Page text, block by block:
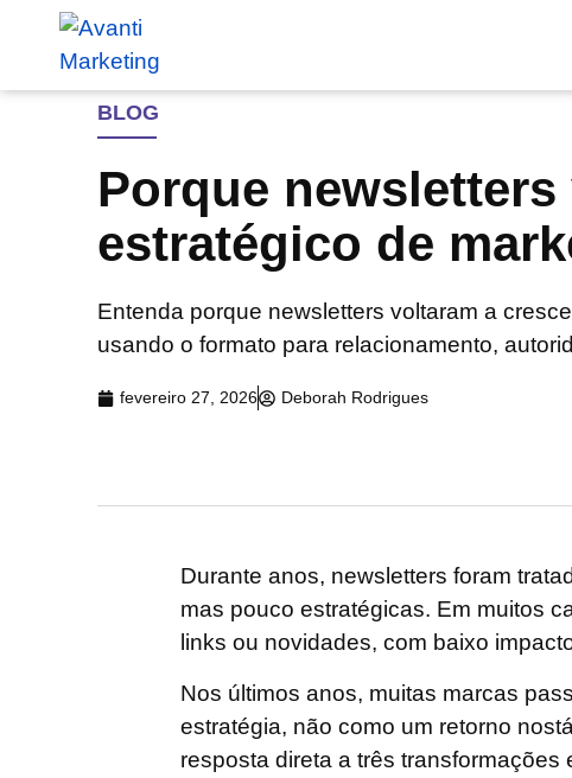
BLOG
Porque
estratégico de
Entenda porque newsletters voltaram a
usando o formato para relacionamento,
fevereiro 27, 2026 Deborah Rodrigues
Durante anos, newsletters foram
mas pouco estratégicas. Em muitos
links ou novidades, com baixo
Nos últimos anos, muitas marcas
estratégia, não como um retorno
resposta direta a três